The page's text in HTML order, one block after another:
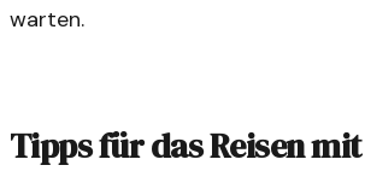
warten.
Tipps für das Reisen